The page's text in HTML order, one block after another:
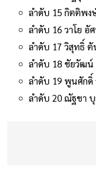
ลำดับ 15 กิตติพง
ลำดับ 16 วาโย อัศ
ลำดับ 17 วิสุทธิ์
ลำดับ 18 ชัยวัฒน์
ลำดับ 19 พูนศักดิ์
ลำดับ 20 ณัฐชา